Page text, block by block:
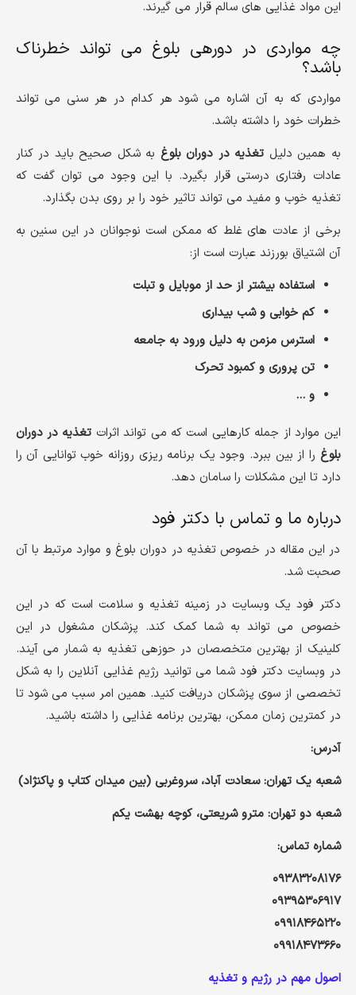
این مواد غذایی های سالم قرار می گیرند.
چه مواردی در دورهی بلوغ می تواند خطرناک
باشد؟
مواردی که به آن اشاره می شود هر کدام در هر سنی می تواند
خطرات خود را داشته باشد.
به همین دلیل تغذیه در دوران بلوغ به شکل صحیح باید در کنار
عادات رفتاری درستی قرار بگیرد. با این وجود می توان گفت که
تغذیه خوب و مفید می تواند تاثیر خود را بر روی بدن بگذارد.
برخی از عادت های غلط که ممکن است نوجوانان در این سنین به
آن اشتیاق بورزند عبارت است از:
استفاده بیشتر از حد از موبایل و تبلت
کم خوابی و شب بیداری
استرس مزمن به دلیل ورود به جامعه
تن پروری و کمبود تحرک
و …
این موارد از جمله کارهایی است که می تواند اثرات تغذیه در دوران
بلوغ را از بین ببرد. وجود یک برنامه ریزی روزانه خوب توانایی آن را
دارد تا این مشکلات را سامان دهد.
درباره ما و تماس با دکتر فود
در این مقاله در خصوص تغذیه در دوران بلوغ و موارد مرتبط با آن
صحبت شد.
دکتر فود یک وبسایت در زمینه تغذیه و سلامت است که در این
خصوص می تواند به شما کمک کند. پزشکان مشغول در این
کلینیک از بهترین متخصصان در حوزهی تغذیه به شمار می آیند.
در وبسایت دکتر فود شما می توانید رژیم غذایی آنلاین را به شکل
تخصصی از سوی پزشکان دریافت کنید. همین امر سبب می شود تا
در کمترین زمان ممکن، بهترین برنامه غذایی را داشته باشید.
آدرس:
شعبه یک تهران: سعادت آباد، سروغربی (بین میدان کتاب و پاکنژاد)
شعبه دو تهران: مترو شریعتی، کوچه بهشت یکم
شماره تماس:
۰۹۳۸۳۲۰۸۱۷۶
۰۹۳۹۵۳۰۶۹۱۷
۰۹۹۱۸۴۶۵۲۲۰
۰۹۹۱۸۴۷۳۶۶۰
اصول مهم در رژیم و تغذیه